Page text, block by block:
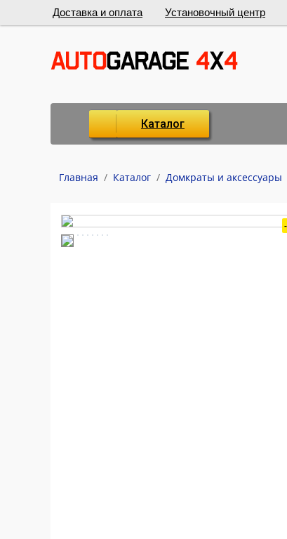
Доставка и оплата Установочный центр
Каталог
Главная / Каталог / Домкраты и аксессуары